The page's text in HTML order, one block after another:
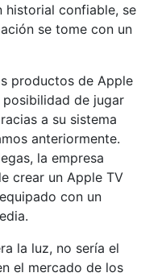
historial confiable, se
se tome con un
productos de Apple
de jugar
a su sistema
anteriormente.
la empresa
crear un Apple TV
con un
la luz, no sería el
el mercado de los